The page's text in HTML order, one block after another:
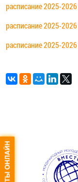
расписание 2025-
расписание 2025-
расписание 2025-